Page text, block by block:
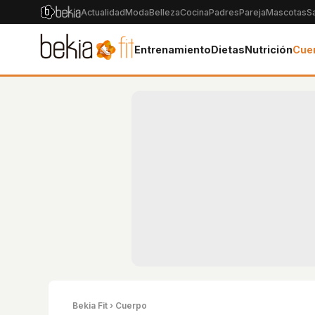
ActualidadModaBellezaCocinaPadresParejaMascotas
EntrenamientoDietasNutrición
Bekia Fit › Cuerpo